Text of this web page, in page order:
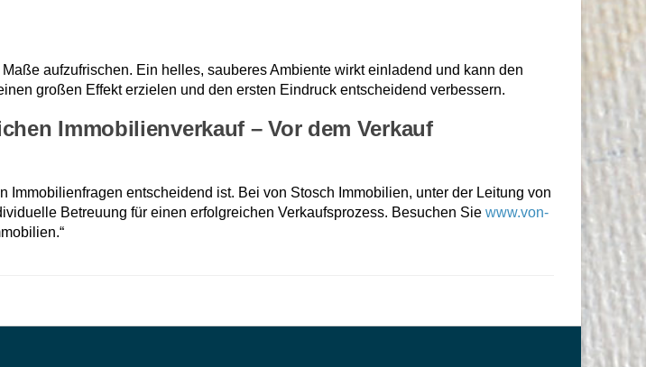
aufzufrischen. Ein helles, sauberes Ambiente wirkt einladend und kann den
großen Effekt erzielen und den ersten Eindruck entscheidend verbessern.
Immobilienverkauf – Vor dem Verkauf
entscheidend ist. Bei von Stosch Immobilien, unter der Leitung von
Betreuung für einen erfolgreichen Verkaufsprozess. Besuchen Sie www.von-